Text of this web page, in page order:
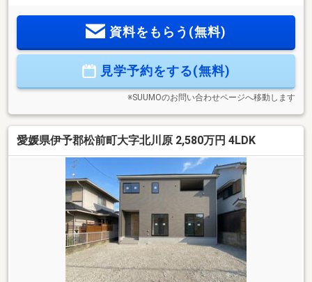
も安心のインナーバルコニー≪安心の住宅性能≫■高断熱×耐
震等級3×低価格の新築住宅!■住宅性能表示制度7項目で最高等
資料をもらう(無料)
見学予約をする(無料)
※SUUMOのお問い合わせページへ移動します
愛媛県伊予郡松前町大字北川原 2,580万円 4LDK